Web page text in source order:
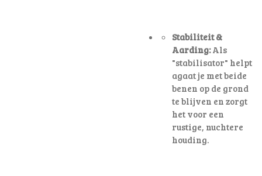
Stabiliteit &
Aarding:Als
"stabilisator" helpt
agaat je met beide
benen op de grond
te blijven en zorgt
het voor een
rustige, nuchtere
houding.